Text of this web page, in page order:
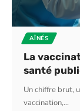
AÎNÉS
La
santé
Un chiffre brut,
vaccination,…